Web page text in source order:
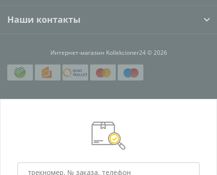
Наши контакты
Интернет-магазин Kollekcioner24 © 2026